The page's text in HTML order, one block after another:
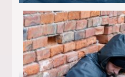
entführten seine Hündin "Hanni"!